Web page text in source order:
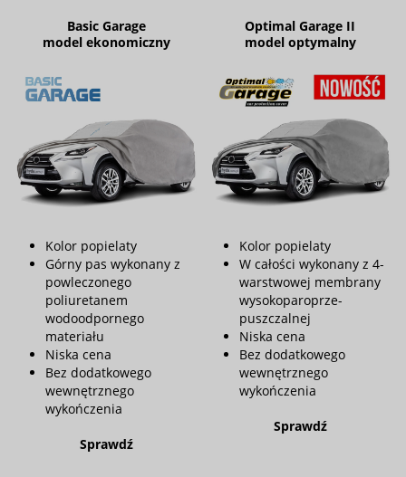
Basic Garage
model ekonomiczny
Kolor popielaty
Górny pas wykonany z
powleczonego
poliuretanem
wodoodpornego
materiału
Niska cena
Bez dodatkowego
wewnętrznego
wykończenia
Sprawdź
Optimal Garage II
model optymalny
Kolor popielaty
W całości wykonany z 4-
warstwowej membrany
wysokoparoprze-
puszczalnej
Niska cena
Bez dodatkowego
wewnętrznego
wykończenia
Sprawdź